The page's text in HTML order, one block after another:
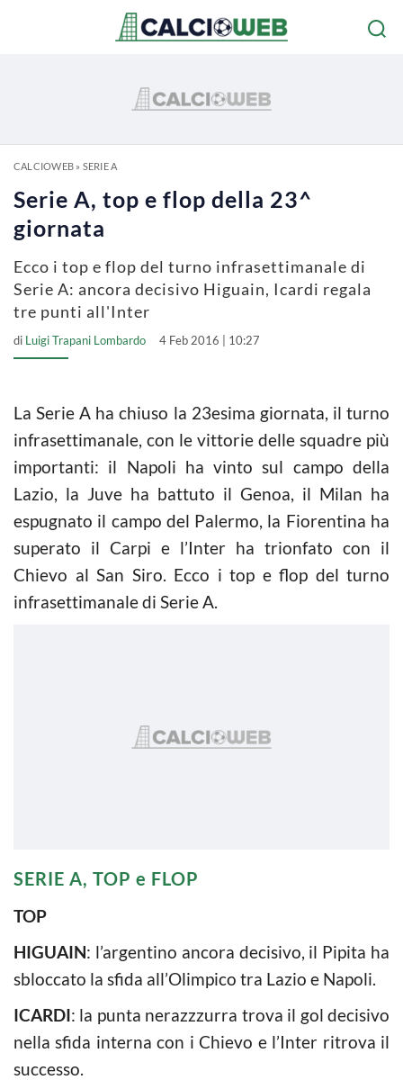
CALCIOWEB» SERIE A
Serie A, top e flop della 23^
giornata
Ecco i top e flop del turno infrasettimanale di
Serie A: ancora decisivo Higuain, Icardi regala
tre punti all'Inter
di Luigi Trapani Lombardo 4 Feb 2016 | 10:27
La Serie A ha chiuso la 23esima giornata, il turno
infrasettimanale, con le vittorie delle squadre più
importanti: il Napoli ha vinto sul campo della
Lazio, la Juve ha battuto il Genoa, il Milan ha
espugnato il campo del Palermo, la Fiorentina ha
superato il Carpi e l’Inter ha trionfato con il
Chievo al San Siro. Ecco i top e flop del turno
infrasettimanale di Serie A.
SERIE A, TOP e FLOP
TOP
HIGUAIN: l’argentino ancora decisivo, il Pipita ha
sbloccato la sfida all’Olimpico tra Lazio e Napoli.
ICARDI: la punta nerazzzurra trova il gol decisivo
nella sfida interna con i Chievo e l’Inter ritrova il
successo.